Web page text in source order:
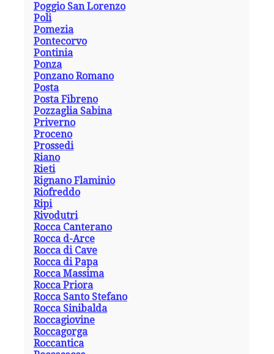
Poggio San Lorenzo
Poli
Pomezia
Pontecorvo
Pontinia
Ponza
Ponzano Romano
Posta
Posta Fibreno
Pozzaglia Sabina
Priverno
Proceno
Prossedi
Riano
Rieti
Rignano Flaminio
Riofreddo
Ripi
Rivodutri
Rocca Canterano
Rocca d-Arce
Rocca di Cave
Rocca di Papa
Rocca Massima
Rocca Priora
Rocca Santo Stefano
Rocca Sinibalda
Roccagiovine
Roccagorga
Roccantica